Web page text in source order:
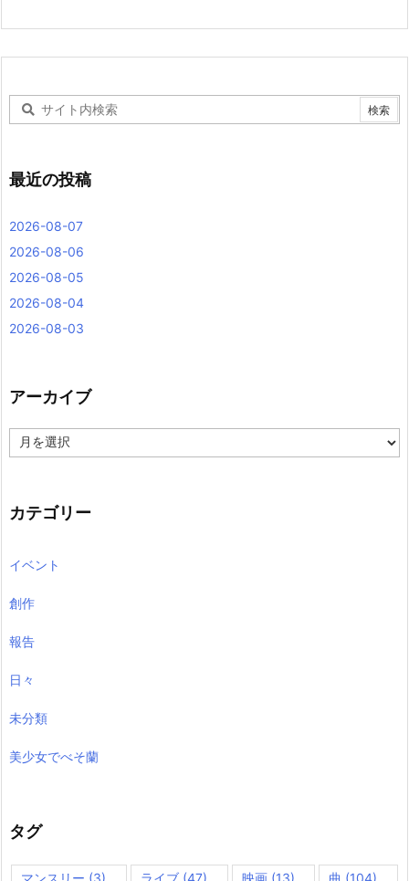
最近の投稿
2026-08-07
2026-08-06
2026-08-05
2026-08-04
2026-08-03
アーカイブ
ー
ブ
カテゴリー
イベント
創作
報告
日々
未分類
美少女でべそ蘭
タグ